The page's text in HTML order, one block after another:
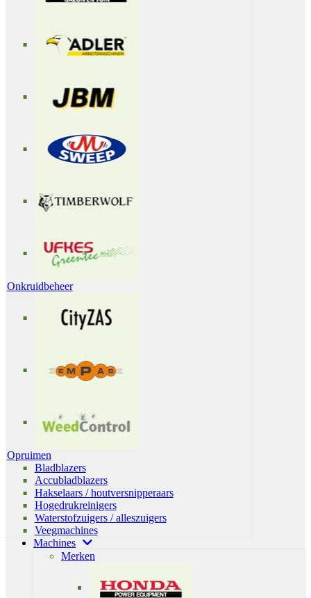
Onkruidbeheer
Opruimen
Bladblazers
Accubladblazers
Hakselaars / houtversnipperaars
Hogedrukreinigers
Waterstofzuigers / alleszuigers
Veegmachines
Machines
Merken